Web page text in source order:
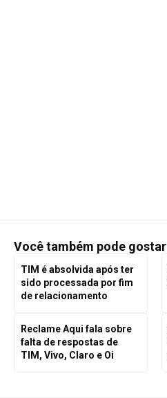
Você também pode gostar
TIM é absolvida após ter
sido processada por fim
de relacionamento
Reclame Aqui fala sobre
falta de respostas de
TIM, Vivo, Claro e Oi